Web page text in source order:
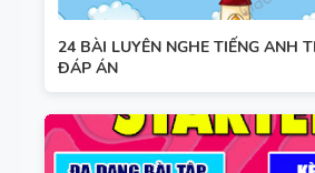
24 BÀI LUYÊN NGHE TIẾNG ANH
ĐÁP ÁN